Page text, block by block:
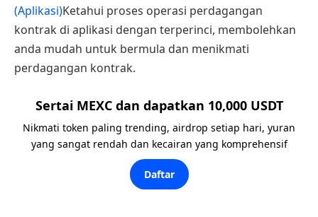
(Aplikasi)Ketahui proses operasi perdagangan
kontrak di aplikasi dengan terperinci, membolehkan
anda mudah untuk bermula dan menikmati
perdagangan kontrak.
Sertai MEXC dan dapatkan 10,000 USDT
Nikmati token paling trending, airdrop setiap hari, yuran
yang sangat rendah dan kecairan yang komprehensif
Daftar